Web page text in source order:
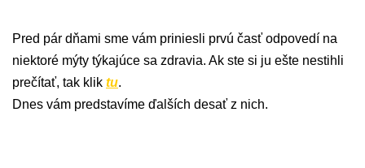
Pred pár dňami sme vám priniesli prvú časť odpovedí na
niektoré mýty týkajúce sa zdravia. Ak ste si ju ešte nestihli
prečítať, tak klik tu.
Dnes vám predstavíme ďalších desať z nich.